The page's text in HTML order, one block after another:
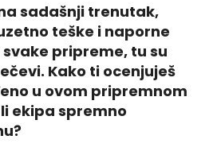
sadašnji trenutak,
teške i naporne
pripreme, tu su
Kako ti ocenjuješ
u ovom pripremnom
ekipa spremno